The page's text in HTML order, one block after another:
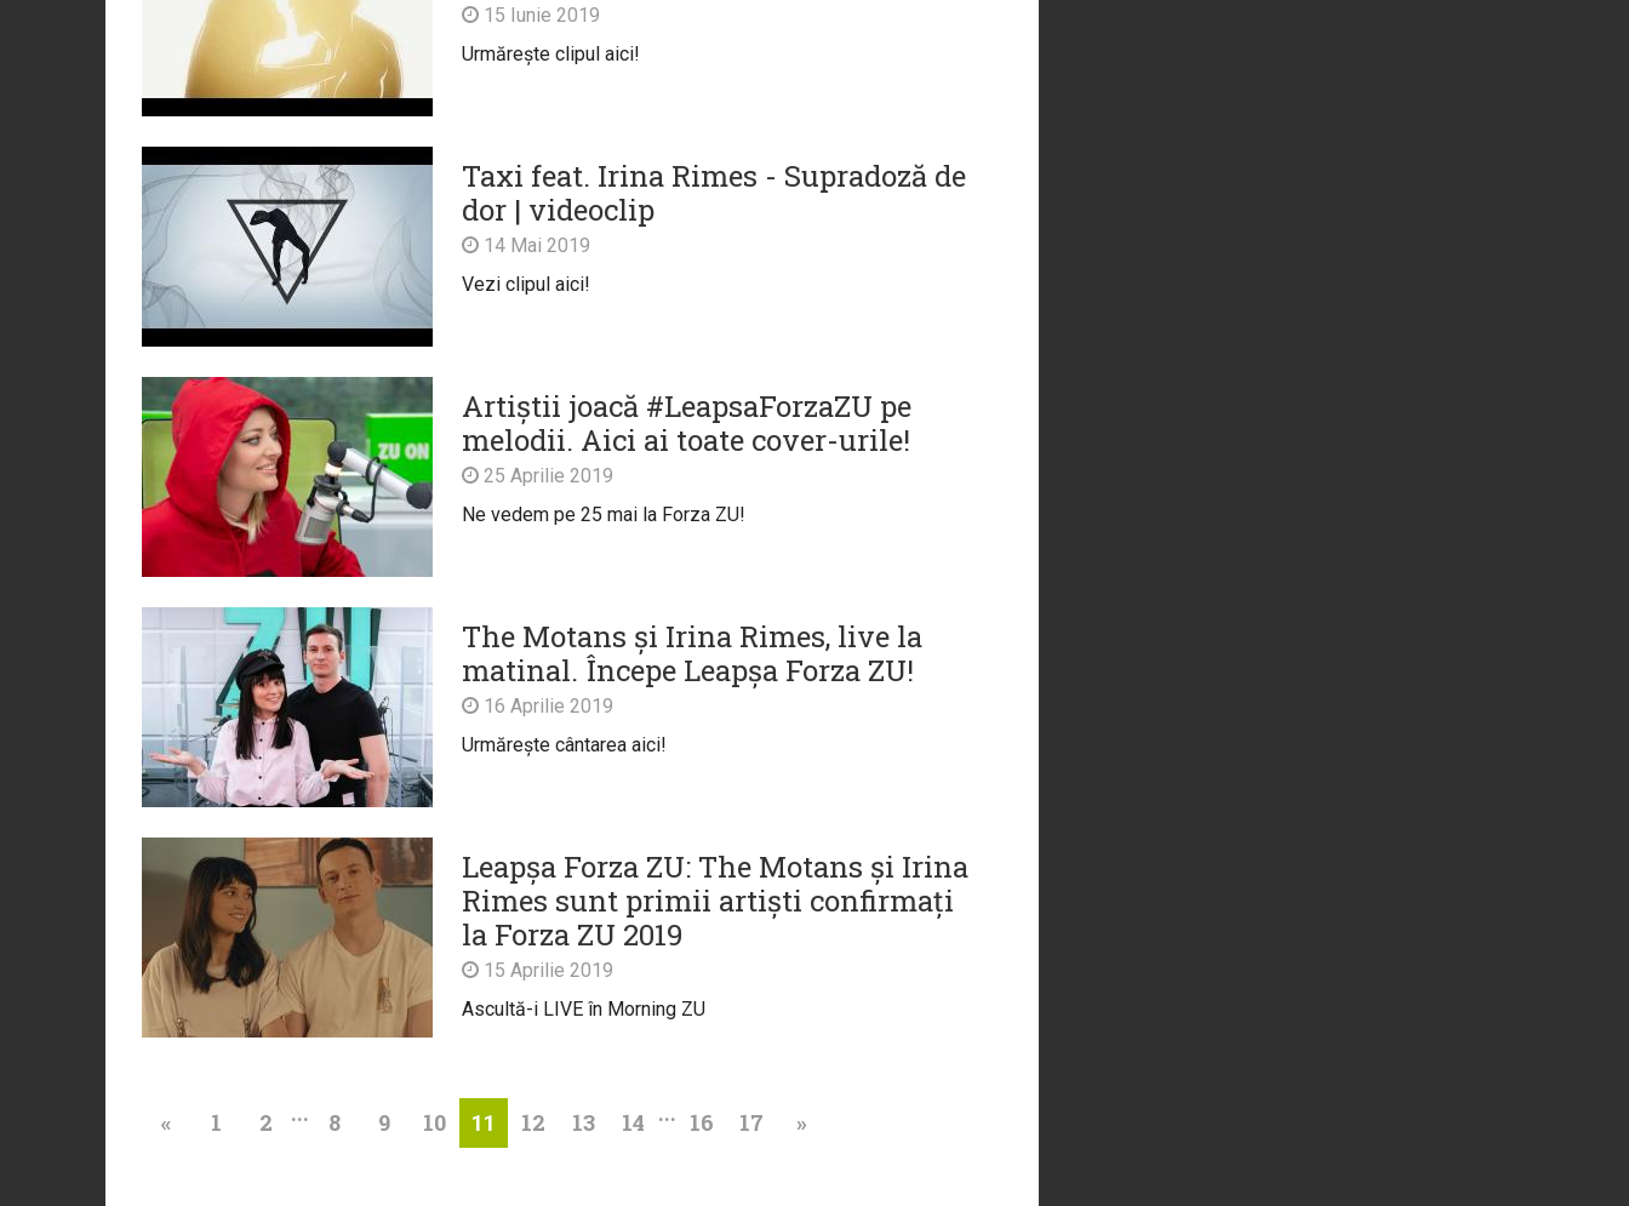
15 Iunie 2019
Urmărește clipul aici!
Taxi feat. Irina Rimes - Supradoză de
dor | videoclip
14 Mai 2019
Vezi clipul aici!
Artiștii joacă #LeapsaForzaZU pe
melodii. Aici ai toate cover-urile!
25 Aprilie 2019
Ne vedem pe 25 mai la Forza ZU!
The Motans și Irina Rimes, live la
matinal. Începe Leapșa Forza ZU!
16 Aprilie 2019
Urmărește cântarea aici!
Leapșa Forza ZU: The Motans și Irina
Rimes sunt primii artiști confirmați
la Forza ZU 2019
15 Aprilie 2019
Ascultă-i LIVE în Morning ZU
« 1 2 ... 8 9 10 11 12 13 14 ... 16 17 »